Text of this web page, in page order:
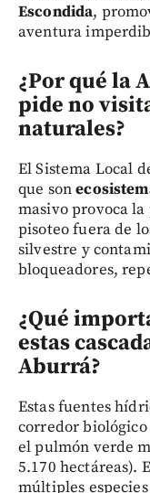
Escondida,
aventura
¿Por qué la
pide no
naturales?
El Sistema Local
que son
masivo provoca
pisoteo fuera de
silvestre y
bloqueadores,
¿Qué
estas
Aburrá?
Estas fuentes
corredor biológico
el pulmón verde
5.170 hectáreas).
múltiples